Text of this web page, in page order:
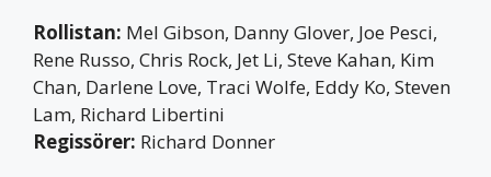
Rollistan: Mel Gibson, Danny Glover, Joe Pesci,
Rene Russo, Chris Rock, Jet Li, Steve Kahan, Kim
Chan, Darlene Love, Traci Wolfe, Eddy Ko, Steven
Lam, Richard Libertini
Regissörer: Richard Donner